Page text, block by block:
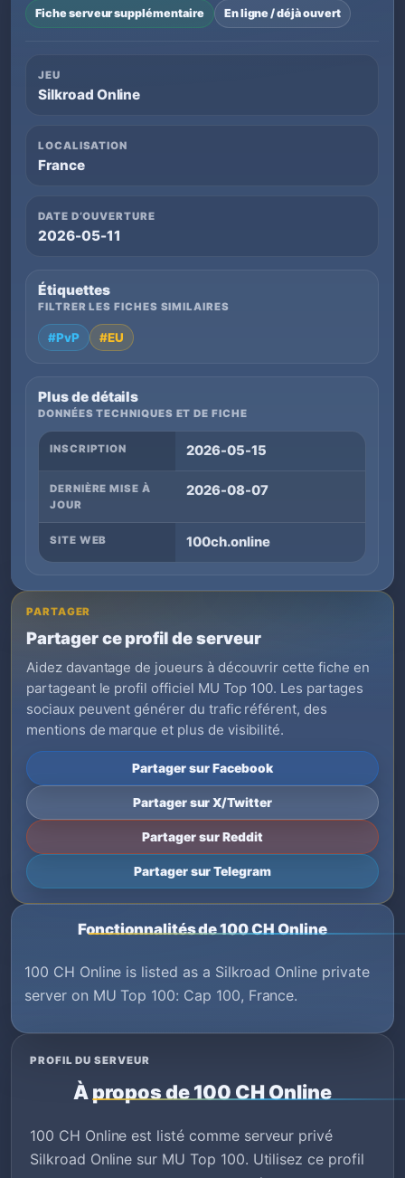
Fiche serveur supplémentaire En ligne / déjà ouvert
JEU
Silkroad Online
LOCALISATION
France
DATE D’OUVERTURE
2026-05-11
Étiquettes
FILTRER LES FICHES SIMILAIRES
#PvP #EU
Plus de détails
DONNÉES TECHNIQUES ET DE FICHE
INSCRIPTION 2026-05-15
DERNIÈRE MISE À
JOUR
2026-08-07
SITE WEB 100ch.online
PARTAGER
Partager ce profil de serveur
Aidez davantage de joueurs à découvrir cette fiche en
partageant le profil officiel MU Top 100. Les partages
sociaux peuvent générer du trafic référent, des
mentions de marque et plus de visibilité.
Partager sur Facebook
Partager sur X/Twitter
Partager sur Reddit
Partager sur Telegram
Fonctionnalités de 100 CH Online
100 CH Online is listed as a Silkroad Online private
server on MU Top 100: Cap 100, France.
PROFIL DU SERVEUR
À propos de 100 CH Online
100 CH Online est listé comme serveur privé
Silkroad Online sur MU Top 100. Utilisez ce profil